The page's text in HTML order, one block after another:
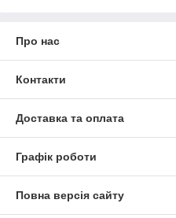
Про нас
Контакти
Доставка та оплата
Графік роботи
Повна версія сайту